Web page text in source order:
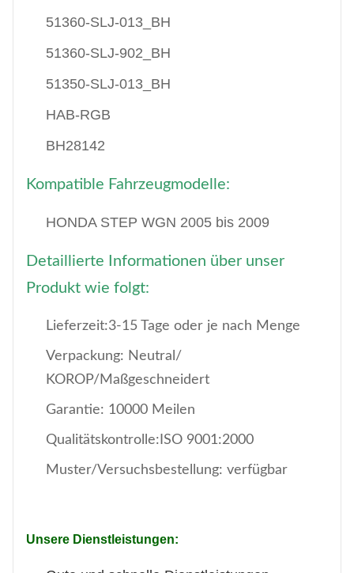
51360-SLJ-013_BH
51360-SLJ-902_BH
51350-SLJ-013_BH
HAB-RGB
BH28142
Kompatible Fahrzeugmodelle:
HONDA STEP WGN 2005 bis 2009
Detaillierte Informationen über unser
Produkt wie folgt:
Lieferzeit:3-15 Tage oder je nach Menge
Verpackung: Neutral/
KOROP/Maßgeschneidert
Garantie: 10000 Meilen
Qualitätskontrolle:ISO 9001:2000
Muster/Versuchsbestellung: verfügbar
Unsere Dienstleistungen: